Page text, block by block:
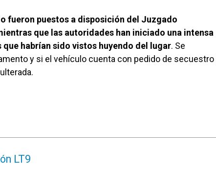
fueron puestos a disposición del Juzgado
que las autoridades han iniciado una intensa
que habrían sido vistos huyendo del lugar. Se
y si el vehículo cuenta con pedido de secuestro
LT9